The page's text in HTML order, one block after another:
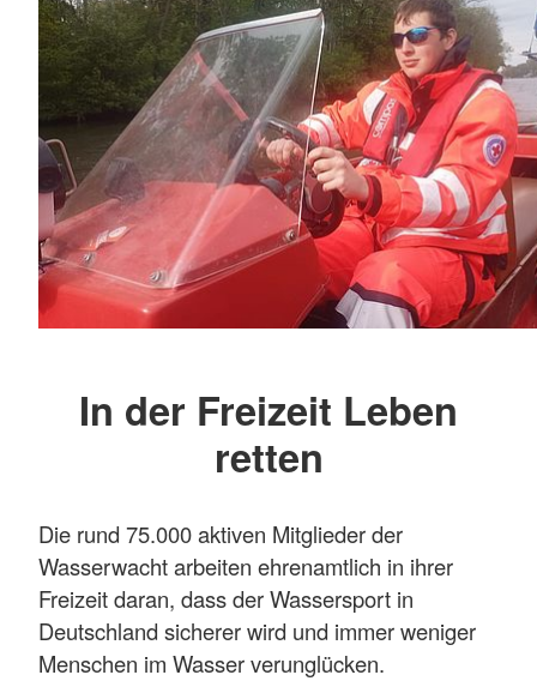
In der Freizeit Leben
retten
Die rund 75.000 aktiven Mitglieder der
Wasserwacht arbeiten ehrenamtlich in ihrer
Freizeit daran, dass der Wassersport in
Deutschland sicherer wird und immer weniger
Menschen im Wasser verunglücken.